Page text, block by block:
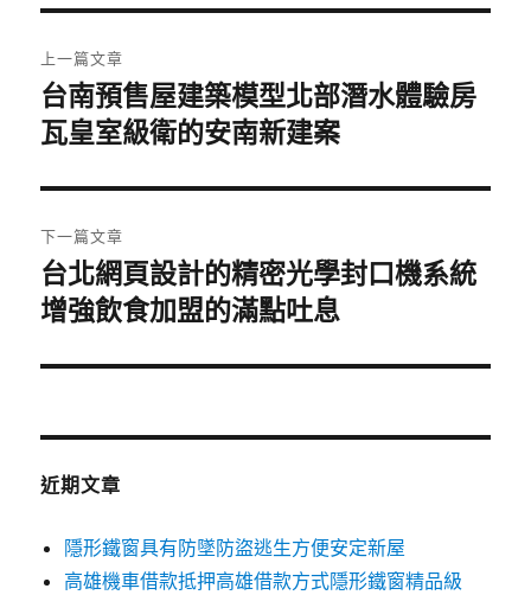
章
導
覽
上一篇文章
上
一
文
章:
台南預售屋建築模型北部潛水體驗房
瓦皇室級衛的安南新建案
下一篇文章
下
一
文
台北網頁設計的精密光學封口機系統
增強飲食加盟的滿點吐息
近期文章
隱形鐵窗具有防墜防盜逃生方便安定新屋
高雄機車借款抵押高雄借款方式隱形鐵窗精品級